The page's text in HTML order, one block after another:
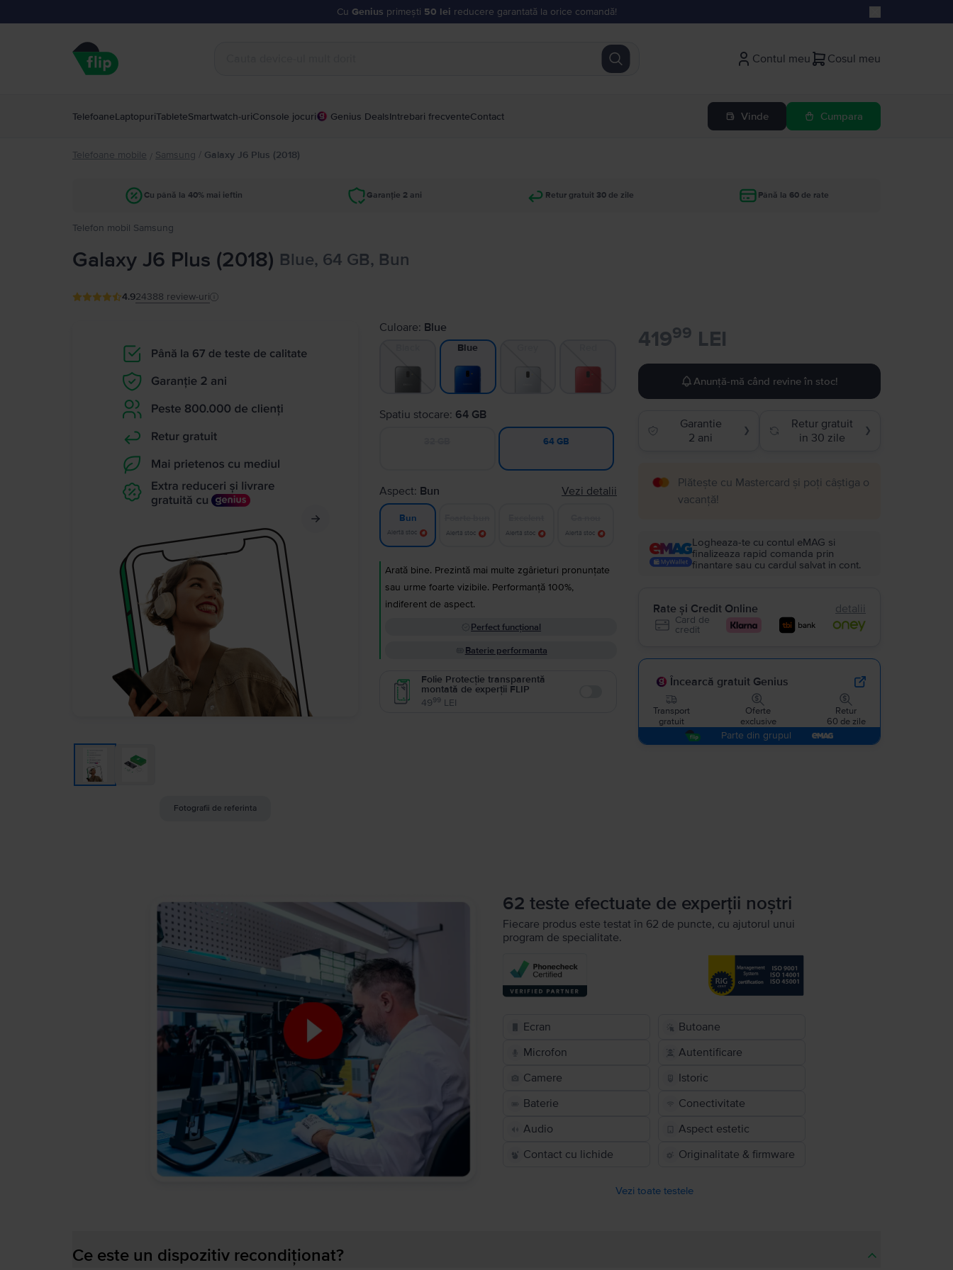
Cu Genius primești 50 lei reducere garantată la orice comandă!
Contul meu Cosul meu
TelefoaneLaptopuriTableteSmartwatch-uriConsole jocuri Genius DealsIntrebari frecventeContact Vinde Cumpara
Telefoane mobile / Samsung / Galaxy J6 Plus (2018)
Cu până la 40% mai ieftin Garanție 2 ani Retur gratuit 30 de zile Până la 60 de rate
Telefon mobil Samsung
Galaxy J6 Plus (2018) Blue, 64 GB, Bun
4.924388 review-uri
Fotografii de referinta
Culoare: Blue
Blue
Spatiu stocare: 64 GB
64 GB
Aspect: Bun Vezi detalii
Bun
Alertă stoc Alertă stoc Alertă stoc Alertă stoc
Arată bine. Prezintă mai multe zgârieturi pronunțate
sau urme foarte vizibile. Performanță 100%,
indiferent de aspect.
Perfect funcțional
Baterie performanta
Folie Protecție transparentă
montată de experții FLIP
4999 LEI
41999 LEI
Anunță-mă când revine în stoc!
Garantie
2 ani
❯
Retur gratuit
in 30 zile
❯
Plătește cu Mastercard și poți câștiga o
vacanță!
Logheaza-te cu contul eMAG si
finalizeaza rapid comanda prin
finantare sau cu cardul salvat in cont.
Rate și Credit Online detalii
Card de
credit
Încearcă gratuit Genius
Transport
gratuit
Oferte
exclusive
Retur
60 de zile
Parte din grupul
62 teste efectuate de experții noștri
Fiecare produs este testat în 62 de puncte, cu ajutorul unui
program de specialitate.
Ecran
Butoane
Microfon
Autentificare
Camere
Istoric
Baterie
Conectivitate
Audio
Aspect estetic
Contact cu lichide
Originalitate & firmware
Vezi toate testele
Ce este un dispozitiv recondiționat?